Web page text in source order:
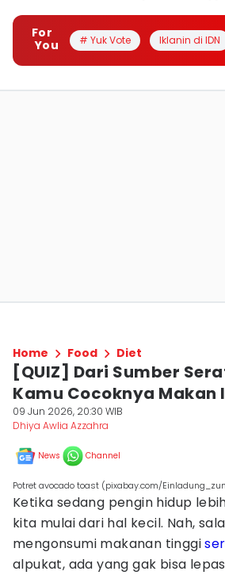
For
You
# Yuk Vote Iklanin di IDN
Home Food Diet
[QUIZ] Dari Sumber
Kamu Cocoknya Makan
09 Jun 2026, 20:30 WIB
Dhiya Awlia Azzahra
News Channel
Potret avocado toast (pixabay.com/
Ketika sedang pengin hidup
kita mulai dari hal kecil. Nah,
mengonsumi makanan tinggi
alpukat, ada yang gak bisa